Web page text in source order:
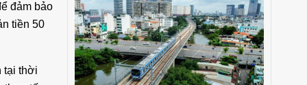
đảm bảo
tiền 50
tại thời
giao thông liên vùng, rút ngắn thời gian di
chuyển từ ngoại thành vào trung tâm, mở
rộng không gian phát triển cho các khu đô
thị mới, khu biệt thự cao cấp và cụm văn
phòng ở những vị trí chiến lược. Sự kết hợp
giữa tiện ích di chuyển và hạ tầng đồng bộ